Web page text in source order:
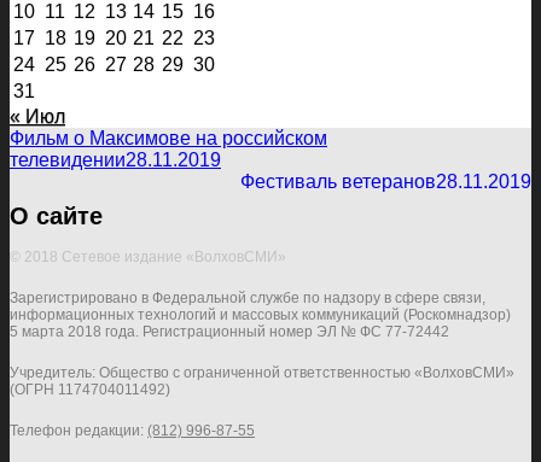
10 11 12 13 14 15 16
17 18 19 20 21 22 23
24 25 26 27 28 29 30
31
« Июл
Фильм о Максимове на российском
телевидении28.11.2019
Фестиваль ветеранов28.11.2019
О сайте
© 2018 Сетевое издание «ВолховСМИ»
Зарегистрировано в Федеральной службе по надзору в сфере связи,
информационных технологий и массовых коммуникаций (Роскомнадзор)
5 марта 2018 года. Регистрационный номер ЭЛ № ФС 77-72442
Учредитель: Общество с ограниченной ответственностью «ВолховСМИ»
(ОГРН 1174704011492)
Телефон редакции: (812) 996-87-55